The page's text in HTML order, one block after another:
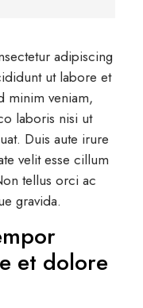
adipiscing
ut labore et
minim veniam,
laboris nisi ut
Duis aute irure
velit esse cillum
tellus orci ac
gravida.
et dolore